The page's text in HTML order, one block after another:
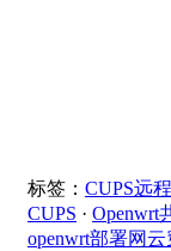
标签： CUPS远
CUPS · Openwrt
openwrt部署网云